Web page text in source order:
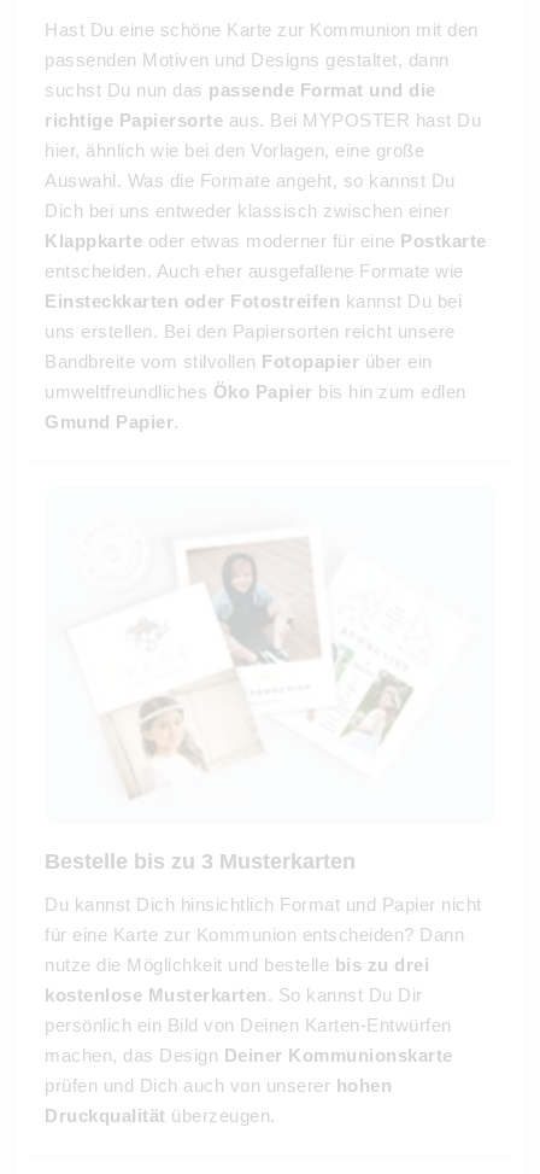
Hast Du eine schöne Karte zur Kommunion mit den
passenden Motiven und Designs gestaltet, dann
suchst Du nun das passende Format und die
richtige Papiersorte aus. Bei MYPOSTER hast Du
hier, ähnlich wie bei den Vorlagen, eine große
Auswahl. Was die Formate angeht, so kannst Du
Dich bei uns entweder klassisch zwischen einer
Klappkarte oder etwas moderner für eine Postkarte
entscheiden. Auch eher ausgefallene Formate wie
Einsteckkarten oder Fotostreifen kannst Du bei
uns erstellen. Bei den Papiersorten reicht unsere
Bandbreite vom stilvollen Fotopapier über ein
umweltfreundliches Öko Papier bis hin zum edlen
Gmund Papier.
Bestelle bis zu 3 Musterkarten
Du kannst Dich hinsichtlich Format und Papier nicht
für eine Karte zur Kommunion entscheiden? Dann
nutze die Möglichkeit und bestelle bis zu drei
kostenlose Musterkarten. So kannst Du Dir
persönlich ein Bild von Deinen Karten-Entwürfen
machen, das Design Deiner Kommunionskarte
prüfen und Dich auch von unserer hohen
Druckqualität überzeugen.